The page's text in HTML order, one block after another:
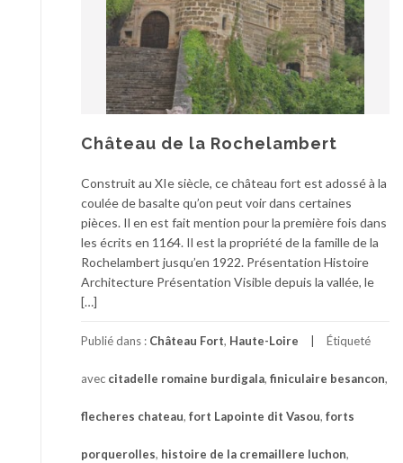
Château de la Rochelambert
Construit au XIe siècle, ce château fort est adossé à la
coulée de basalte qu’on peut voir dans certaines
pièces. Il en est fait mention pour la première fois dans
les écrits en 1164. Il est la propriété de la famille de la
Rochelambert jusqu’en 1922. Présentation Histoire
Architecture Présentation Visible depuis la vallée, le
[…]
Publié dans : Château Fort, Haute-Loire Étiqueté
avec citadelle romaine burdigala, finiculaire besancon,
flecheres chateau, fort Lapointe dit Vasou, forts
porquerolles, histoire de la cremaillere luchon,